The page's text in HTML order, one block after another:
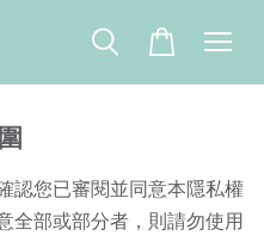
認您已審閱並同意本隱私權
全部或部分者，則請勿使用